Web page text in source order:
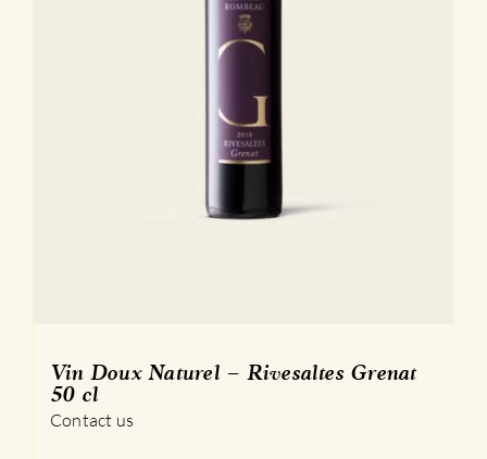
Vin Doux Naturel – Rivesaltes Grenat
50 cl
Contact us